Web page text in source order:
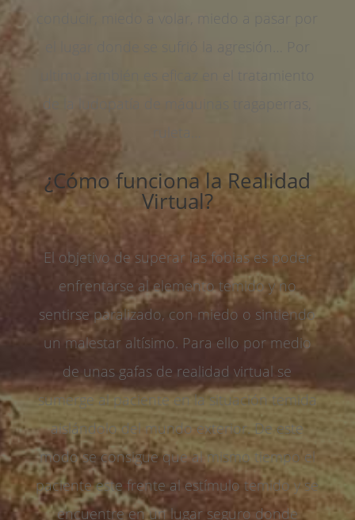
el lugar donde se sufrió la agresión… Por
¿Cómo funciona la Realidad
Virtual?
El objetivo de superar las fobias es poder
enfrentarse al elemento temido y no
sentirse paralizado, con miedo o sintiendo
un malestar altísimo. Para ello por medio
de unas gafas de realidad virtual se
sumerge al paciente en la situación temida
aislándolo del mundo exterior. De este
modo se consigue que al mismo tiempo el
paciente este frente al estímulo temido y se
encuentre en un lugar seguro donde